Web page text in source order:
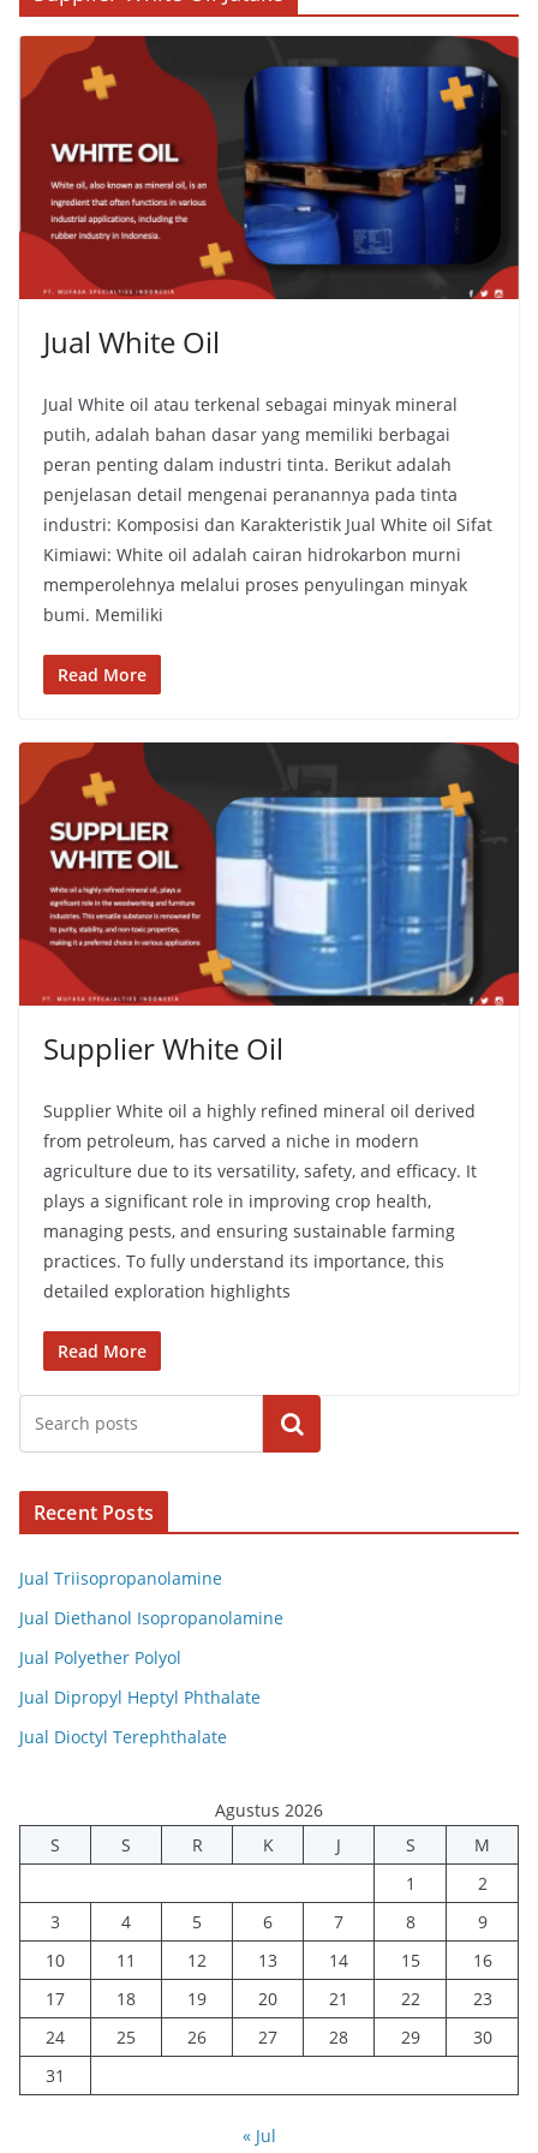
Jual White Oil
Jual White oil atau terkenal sebagai minyak mineral
putih, adalah bahan dasar yang memiliki berbagai
peran penting dalam industri tinta. Berikut adalah
penjelasan detail mengenai peranannya pada tinta
industri: Komposisi dan Karakteristik Jual White oil Sifat
Kimiawi: White oil adalah cairan hidrokarbon murni
memperolehnya melalui proses penyulingan minyak
bumi. Memiliki
Read More
Supplier White Oil
Supplier White oil a highly refined mineral oil derived
from petroleum, has carved a niche in modern
agriculture due to its versatility, safety, and efficacy. It
plays a significant role in improving crop health,
managing pests, and ensuring sustainable farming
practices. To fully understand its importance, this
detailed exploration highlights
Read More
Cari
Recent Posts
Jual Triisopropanolamine
Jual Diethanol Isopropanolamine
Jual Polyether Polyol
Jual Dipropyl Heptyl Phthalate
Jual Dioctyl Terephthalate
Agustus 2026
S
S R K J S
M
1
2
3
4 5 6 7 8
9
10
11 12 13 14 15
16
17
18 19 20 21 22
23
24
25 26 27 28 29
30
31
« Jul